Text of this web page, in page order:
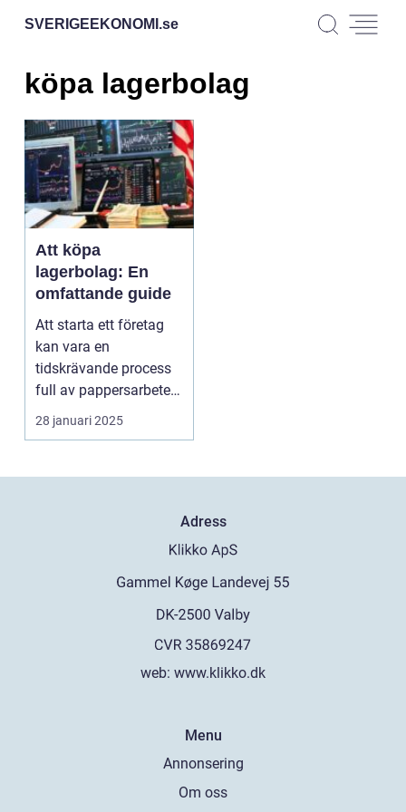
SVERIGEEKONOMI.se
köpa lagerbolag
Att köpa
lagerbolag: En
omfattande guide
Att starta ett företag
kan vara en
tidskrävande process
full av pappersarbete
och vän...
28 januari 2025
Adress
web: www.klikko.dk
Menu
Annonsering
Om oss